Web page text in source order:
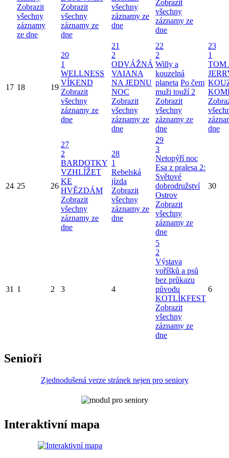
Zobrazit
všechny
záznamy
ze dne
Zobrazit
všechny
záznamy ze
dne
všechny
záznamy ze
dne
Zobrazit
všechny
záznamy ze
dne
17 18 19
20
1
WELLNESS
VÍKEND
Zobrazit
všechny
záznamy ze
dne
21
2
ODVÁŽNÁ
VAIANA
NA JEDNU
NOC
Zobrazit
všechny
záznamy ze
dne
22
2
Willy a
kouzelná
planeta Po čem
muži touží 2
Zobrazit
všechny
záznamy ze
dne
23
1
TOM
dne
24 25 26
27
2
BARDOTKY
VZHLÍŽET
KE
HVĚZDÁM
Zobrazit
všechny
záznamy ze
dne
28
1
Rebelská
jízda
Zobrazit
všechny
záznamy ze
dne
29
3
Netopýří noc
Esa z pralesa 2:
Světové
dobrodružství
Ostrov
Zobrazit
všechny
záznamy ze
dne
30
31 1 2 3 4
5
2
Výstava
voříšků a psů
bez průkazu
původu
KOTLÍKFEST
Zobrazit
všechny
záznamy ze
dne
6
Senioři
Zjednodušená verze stránek nejen pro seniory
Interaktivní mapa